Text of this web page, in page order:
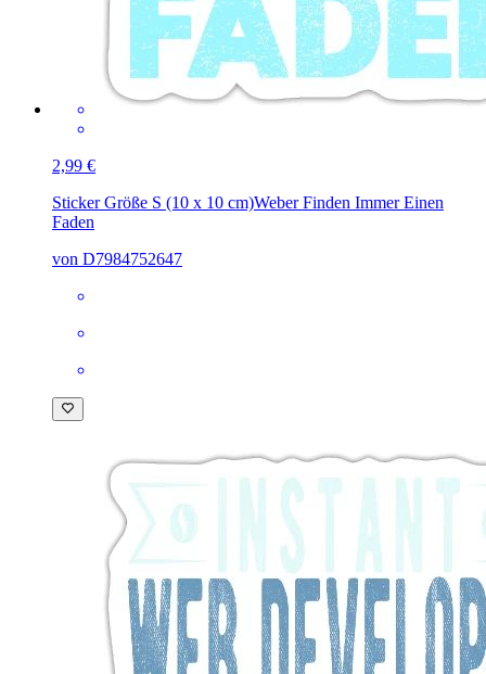
2,99 €
Sticker Größe S (10 x 10 cm)Weber Finden Immer Einen
Faden
von D7984752647